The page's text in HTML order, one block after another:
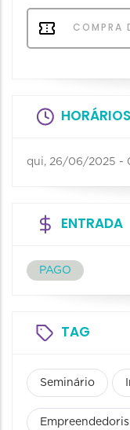
COMPRA
HORÁRIOS
qui, 26/06/2025 -
ENTRADA
PAGO
TAG
Seminário